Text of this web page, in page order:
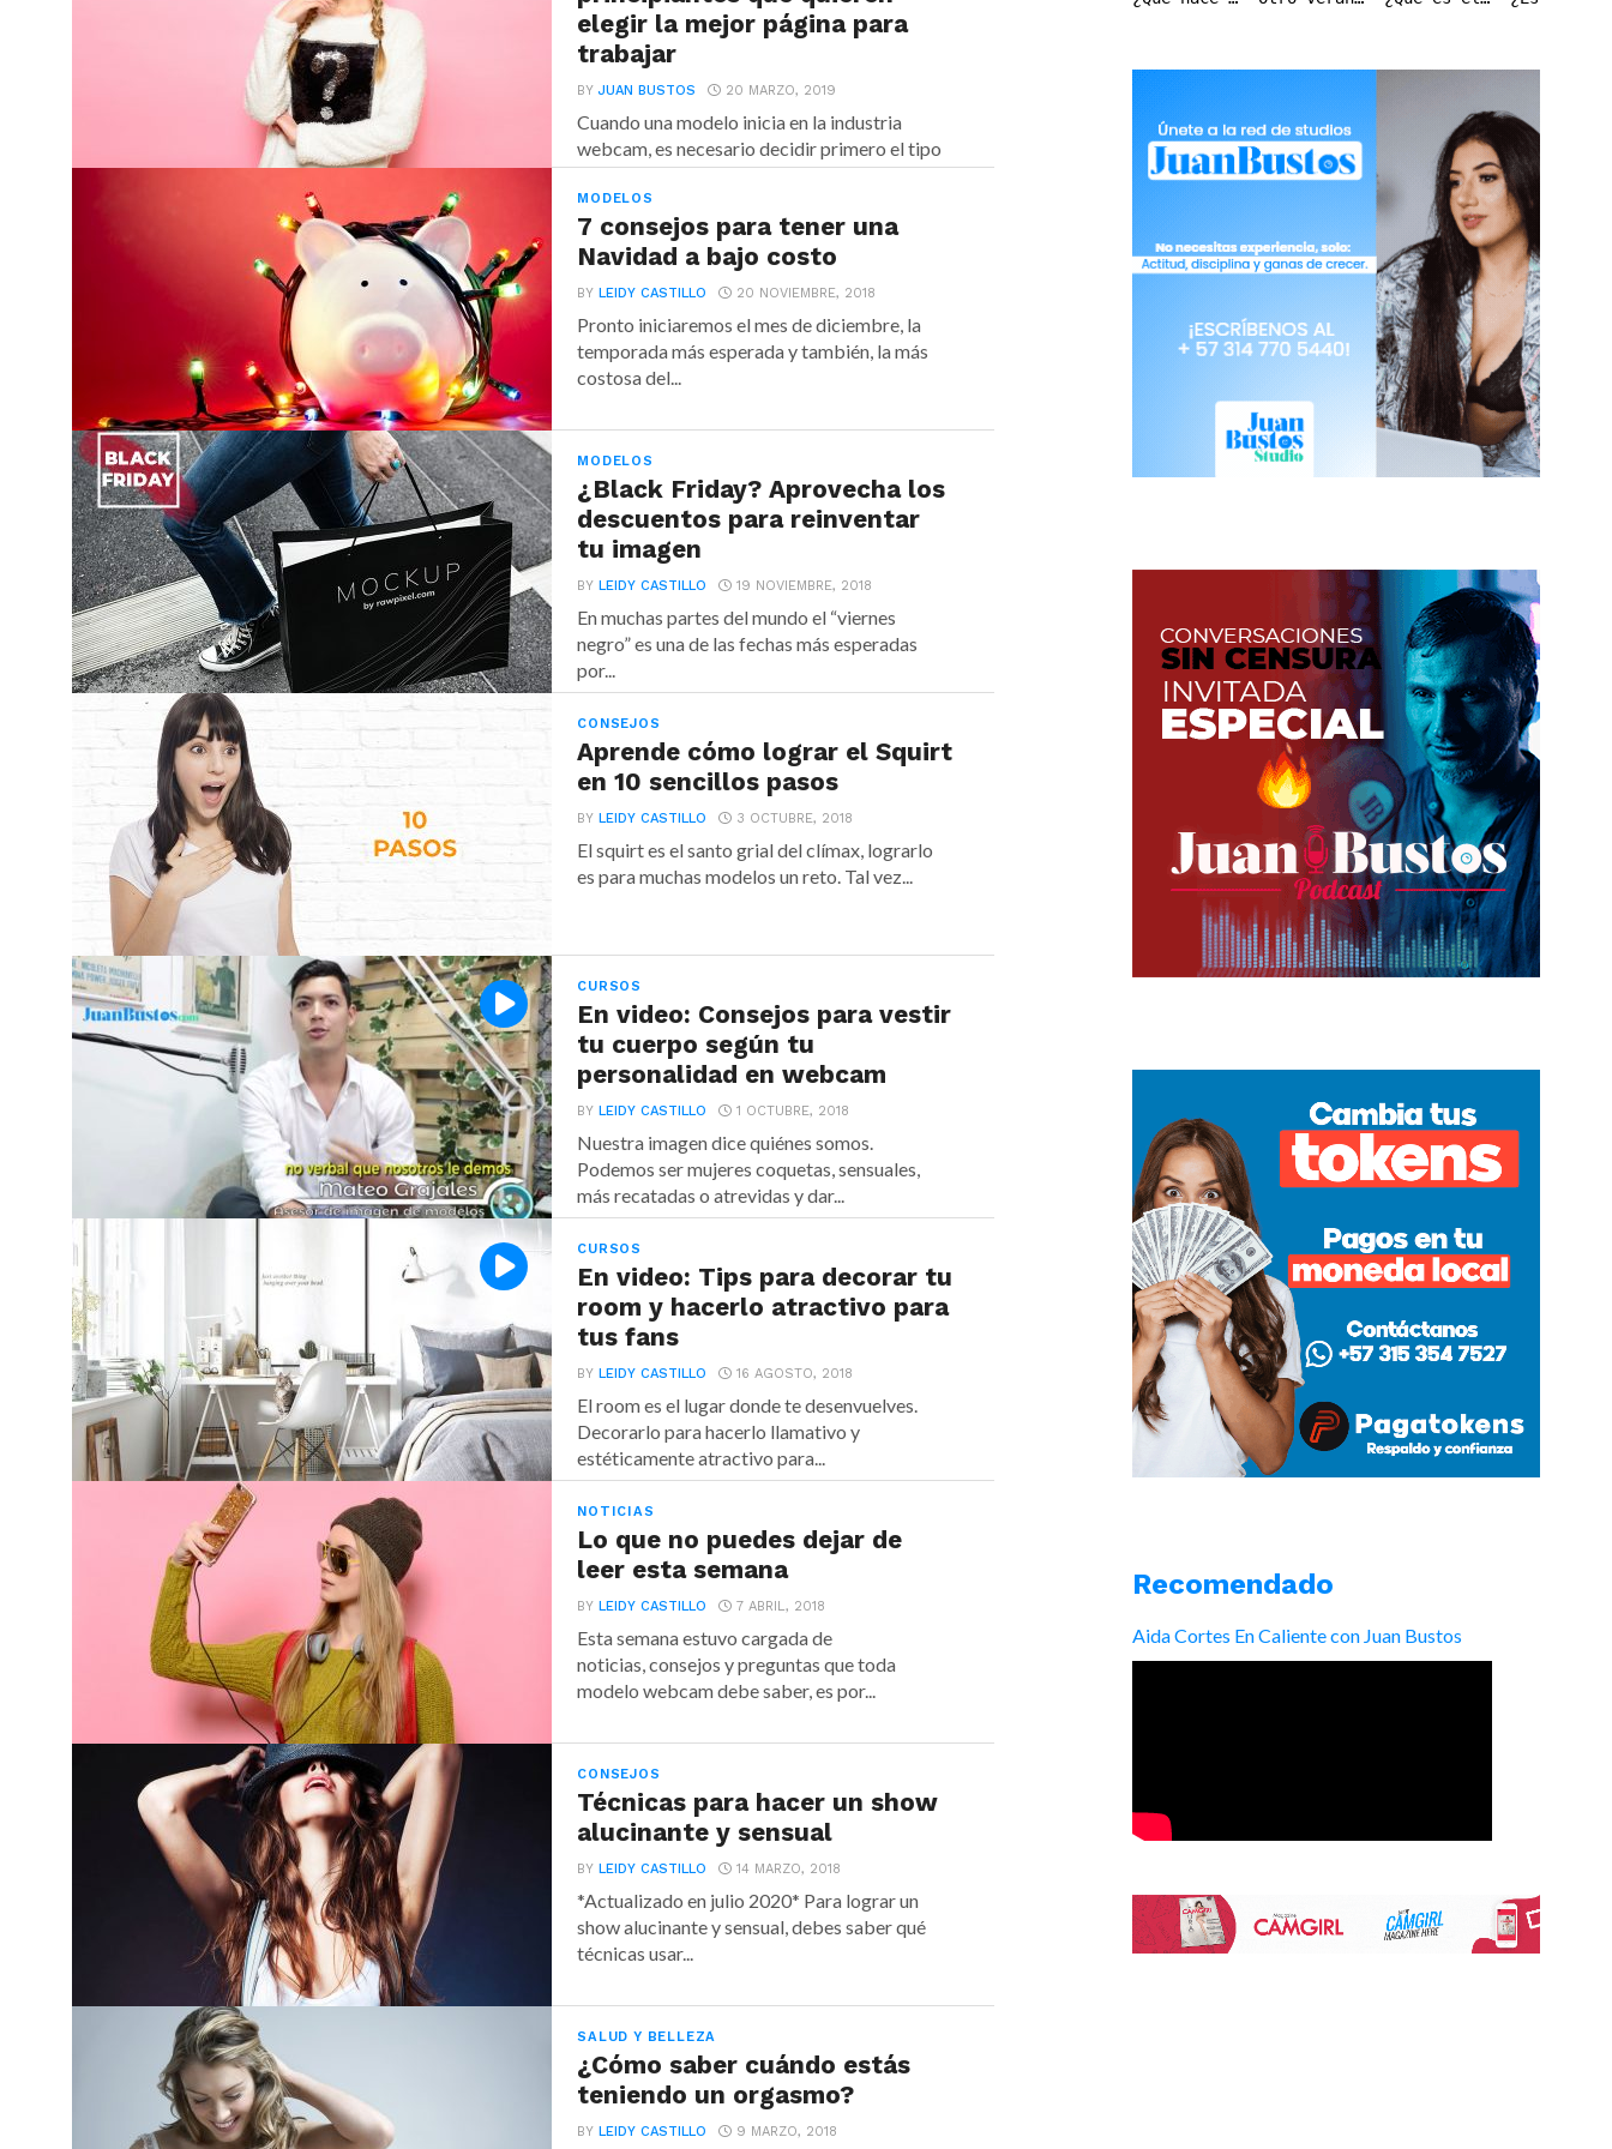
elegir la mejor página para
trabajar
BYJUAN BUSTOS 20 MARZO, 2019
Cuando una modelo inicia en la industria
webcam, es necesario decidir primero el tipo
de página...
MODELOS
7 consejos para tener una
Navidad a bajo costo
BYLEIDY CASTILLO 20 NOVIEMBRE, 2018
Pronto iniciaremos el mes de diciembre, la
temporada más esperada y también, la más
costosa del...
MODELOS
¿Black Friday? Aprovecha los
descuentos para reinventar
tu imagen
BYLEIDY CASTILLO 19 NOVIEMBRE, 2018
En muchas partes del mundo el “viernes
negro” es una de las fechas más esperadas
por...
CONSEJOS
Aprende cómo lograr el Squirt
en 10 sencillos pasos
BYLEIDY CASTILLO 3 OCTUBRE, 2018
El squirt es el santo grial del clímax, lograrlo
es para muchas modelos un reto. Tal vez...
CURSOS
En video: Consejos para vestir
tu cuerpo según tu
personalidad en webcam
BYLEIDY CASTILLO 1 OCTUBRE, 2018
Nuestra imagen dice quiénes somos.
Podemos ser mujeres coquetas, sensuales,
más recatadas o atrevidas y dar...
CURSOS
En video: Tips para decorar tu
room y hacerlo atractivo para
tus fans
BYLEIDY CASTILLO 16 AGOSTO, 2018
El room es el lugar donde te desenvuelves.
Decorarlo para hacerlo llamativo y
estéticamente atractivo para...
NOTICIAS
Lo que no puedes dejar de
leer esta semana
BYLEIDY CASTILLO 7 ABRIL, 2018
Esta semana estuvo cargada de
noticias, consejos y preguntas que toda
modelo webcam debe saber, es por...
CONSEJOS
Técnicas para hacer un show
alucinante y sensual
BYLEIDY CASTILLO 14 MARZO, 2018
*Actualizado en julio 2020* Para lograr un
show alucinante y sensual, debes saber qué
técnicas usar...
SALUD Y BELLEZA
¿Cómo saber cuándo estás
teniendo un orgasmo?
BYLEIDY CASTILLO 9 MARZO, 2018
Recomendado
Aida Cortes En Caliente con Juan Bustos